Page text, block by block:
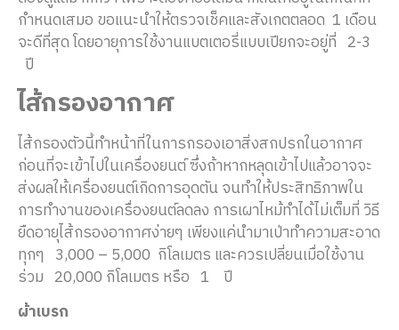
กำหนดเสมอ ขอแนะนำให้ตรวจเช็คและสังเกตตลอด 1 เดือน
จะดีที่สุด โดยอายุการใช้งานแบตเตอรี่แบบเปียกจะอยู่ที่ 2-3
ปี
ไส้กรองอากาศ
ไส้กรองตัวนี้ทำหน้าที่ในการกรองเอาสิ่งสกปรกในอากาศ
ก่อนที่จะเข้าไปในเครื่องยนต์ ซึ่งถ้าหากหลุดเข้าไปแล้วอาจจะ
ส่งผลให้เครื่องยนต์เกิดการอุดตัน จนทำให้ประสิทธิภาพใน
การทำงานของเครื่องยนต์ลดลง การเผาไหม้ทำได้ไม่เต็มที่ วิธี
ยืดอายุไส้กรองอากาศง่ายๆ เพียงแค่นำมาเป่าทำความสะอาด
ทุกๆ 3,000 – 5,000 กิโลเมตร และควรเปลี่ยนเมื่อใช้งาน
ร่วม 20,000 กิโลเมตร หรือ 1
ปี
ผ้าเบรก